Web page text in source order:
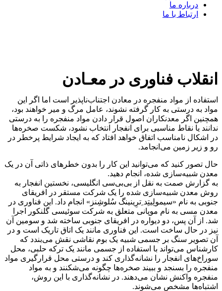
درباره ما
ارتباط با ما
انقلاب فناوری در معـادن
استفاده از مواد منفجره در معادن اجتناب‌ناپذیر است اما اگر این
مواد به درستی به کار گرفته نشوند، عامل مرگ و میر خواهند بود،
همچنین اگر معدنکاران اصول قرار دادن مواد منفجره را به درستی
ندانند یا نقاط مناسبی برای انفجار انتخاب نشود، شکست صخره‌ها
در اشکال نامناسب اتفاق خواهد افتاد که به ایجاد شرایط پرخطر در
رو و زیر زمین می‌انجامد.
حال تصور کنید که می‌توانید این کار را بدون خطر‌های ذاتی آن در یک
معدن شبیه‌سازی شده، انجام دهید.
به گزارش صمت به نقل از بی‌بی‌سی انگلیسی، نخستین انفجار به
روش معدن شبیه‌سازی شده را یک شرکت مستقر در افریقای
جنوبی به نام «سیمولِیتِد ِترِینینگ سُلوشِنز» انجام داد. این فناوری در
معدن مسی به نام موپانی متعلق به شرکت سوئیسی گلنکور اجرا
شد. از آن پس، دو دیواره در افریقای جنوبی ساخته شد و سومین آن
نیز در حال ساخت است. این فناوری مانند یک اتاق تاریک است و در
آن تصویر سنگ بر جسمی شبیه یک بوم نقاشی نقش می‌بندد که
کارشناس می‌تواند با استفاده از جسمی مانند یک ترکه حلبی، محل
سوراخ‌های انفجار را نشانه‌گذاری کند و درستی محل قرارگیری مواد
منفجره را بسنجد و ببیند صخره‌ها چگونه می‌شکنند و به مواد
منفجره واکنش نشان می‌دهند. در نشانه‌گذاری با این روش،
اشتباه‌ها مشخص می‌شوند.